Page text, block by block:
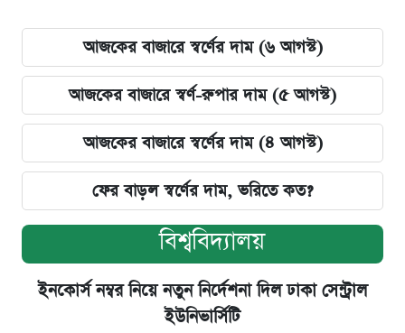
আজকের বাজারে স্বর্ণের দাম (৬ আগস্ট)
আজকের বাজারে স্বর্ণ-রুপার দাম (৫ আগস্ট)
আজকের বাজারে স্বর্ণের দাম (৪ আগস্ট)
ফের বাড়ল স্বর্ণের দাম, ভরিতে কত?
বিশ্ববিদ্যালয়
ইনকোর্স নম্বর নিয়ে নতুন নির্দেশনা দিল ঢাকা সেন্ট্রাল
ইউনিভার্সিটি